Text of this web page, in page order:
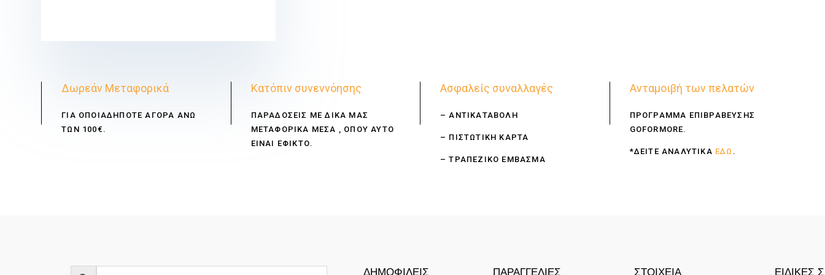
Δωρεάν Μεταφορικά
ΓΙΑ ΟΠΟΙΑΔΗΠΟΤΕ ΑΓΟΡΑ ΑΝΩ
ΤΩΝ 100€.
Κατόπιν συνεννόησης
ΠΑΡΑΔΟΣΕΙΣ ΜΕ ΔΙΚΑ ΜΑΣ
ΜΕΤΑΦΟΡΙΚΑ ΜΕΣΑ , ΟΠΟΥ ΑΥΤΟ
ΕΙΝΑΙ ΕΦΙΚΤΟ.
Ασφαλείς συναλλαγές
– ΑΝΤΙΚΑΤΑΒΟΛΗ
– ΠΙΣΤΩΤΙΚΗ ΚΑΡΤΑ
– ΤΡΑΠΕΖΙΚΟ ΕΜΒΑΣΜΑ
Ανταμοιβή των πελατών
ΠΡΟΓΡΑΜΜΑ ΕΠΙΒΡΑΒΕΥΣΗΣ
GOFORMORE.
*ΔΕΙΤΕ ΑΝΑΛΥΤΙΚΑ ΕΔΩ .